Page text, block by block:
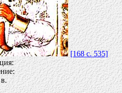
[168 c. 535]